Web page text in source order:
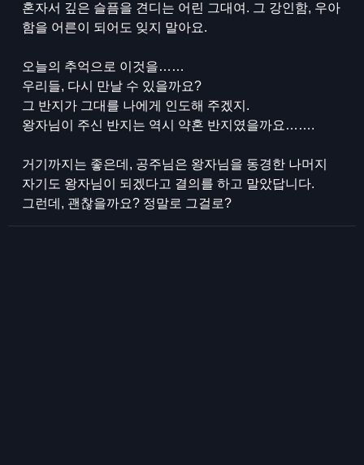
혼자서 깊은 슬픔을 견디는 어린 그대여. 그 강인함, 우아
함을 어른이 되어도 잊지 말아요.
오늘의 추억으로 이것을……
우리들, 다시 만날 수 있을까요?
그 반지가 그대를 나에게 인도해 주겠지.
왕자님이 주신 반지는 역시 약혼 반지였을까요…….
거기까지는 좋은데, 공주님은 왕자님을 동경한 나머지
자기도 왕자님이 되겠다고 결의를 하고 말았답니다.
그런데, 괜찮을까요? 정말로 그걸로?